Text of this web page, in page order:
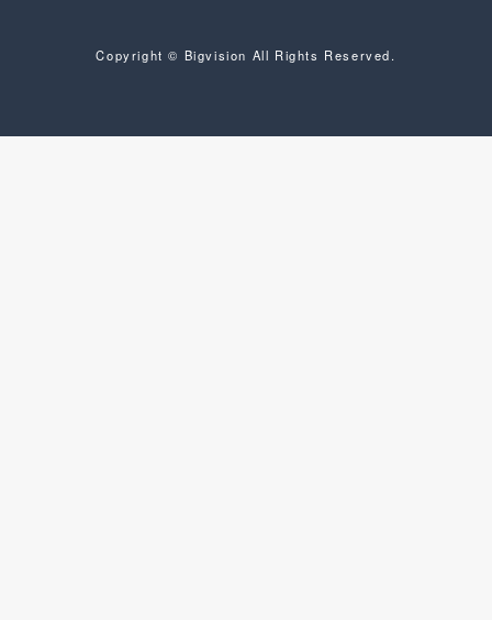
Copyright © Bigvision All Rights Reserved.